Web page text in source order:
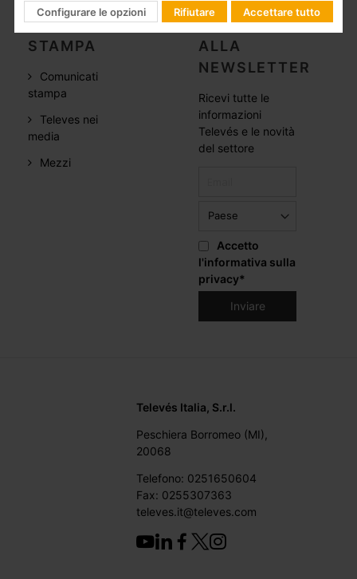
SALA
STAMPA
Comunicati
stampa
Televes nei
media
Mezzi
ABBONAMENTO
ALLA
NEWSLETTER
Ricevi tutte le
informazioni
Televés e le novità
del settore
Accetto
l'informativa sulla
privacy*
Televés Italia, S.r.l.
Peschiera Borromeo (MI),
20068
Telefono: 0251650604
Fax: 0255307363
televes.it@televes.com
Configurare le opzioni Rifiutare Accettare tutto